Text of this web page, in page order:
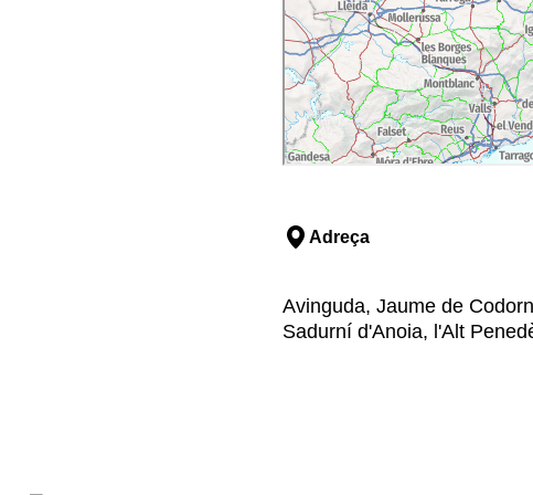
Adreça
Avinguda, Jaume de
Sadurní d'Anoia, l'Alt